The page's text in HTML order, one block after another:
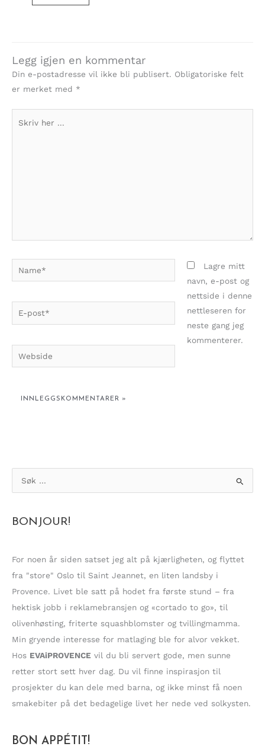
Legg igjen en kommentar
Din e-postadresse vil ikke bli publisert. Obligatoriske felt
er merket med *
post*
Webside
Lagre mitt
navn, e-post og
nettside i denne
nettleseren for
neste gang jeg
kommenterer.
ø
e
t
e
r
:
BONJOUR!
For noen år siden satset jeg alt på kjærligheten, og flyttet
fra "store" Oslo til Saint Jeannet, en liten landsby i
Provence. Livet ble satt på hodet fra første stund – fra
hektisk jobb i reklamebransjen og «cortado to go», til
olivenhøsting, friterte squashblomster og tvillingmamma.
Min gryende interesse for matlaging ble for alvor vekket.
Hos EVAiPROVENCE vil du bli servert gode, men sunne
retter stort sett hver dag. Du vil finne inspirasjon til
prosjekter du kan dele med barna, og ikke minst få noen
smakebiter på det bedagelige livet her nede ved solkysten.
BON APPÉTIT!